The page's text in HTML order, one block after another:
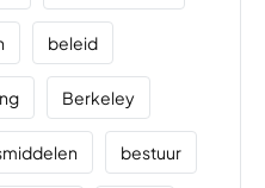
beleid
Berkeley
bestuur